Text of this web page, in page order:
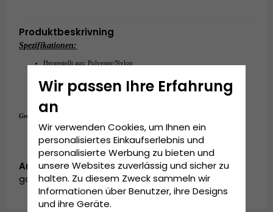
Produktbeskrivning
Spezifikationen:
Hergestellt aus: Polyester/Nylon
An der Rückseite der Kappe verstellbar.
Grösseninformationen:
Artikelnummer:
garda.PCH004.trucker.island.pink
Wir passen Ihre Erfahrung
an
Wir verwenden Cookies, um Ihnen ein
personalisiertes Einkaufserlebnis und
personalisierte Werbung zu bieten und
unsere Websites zuverlässig und sicher zu
halten. Zu diesem Zweck sammeln wir
Informationen über Benutzer, ihre Designs
und ihre Geräte.